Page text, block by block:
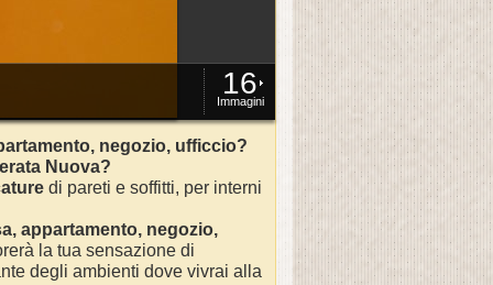
16
Immagini
negozio, ufficcio?
Nuova?
di pareti e soffitti, per interni
, appartamento, negozio,
la tua sensazione di
degli ambienti dove vivrai alla